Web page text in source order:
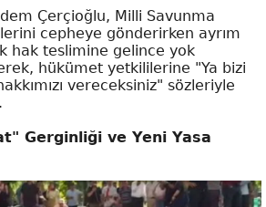
Çerçioğlu, Milli Savunma
cepheye gönderirken ayrım
hak teslimine gelince yok
hükümet yetkililerine "Ya bizi
vereceksiniz" sözleriyle
Gerginliği ve Yeni Yasa